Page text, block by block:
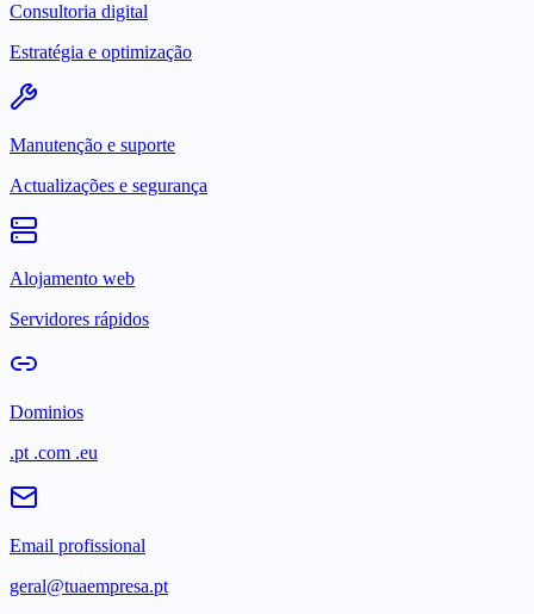
Consultoria digital
Estratégia e optimização
Manutenção e suporte
Actualizações e segurança
Alojamento web
Servidores rápidos
Dominios
.pt .com .eu
Email profissional
geral@tuaempresa.pt